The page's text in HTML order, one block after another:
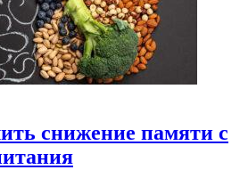
снижение памяти с